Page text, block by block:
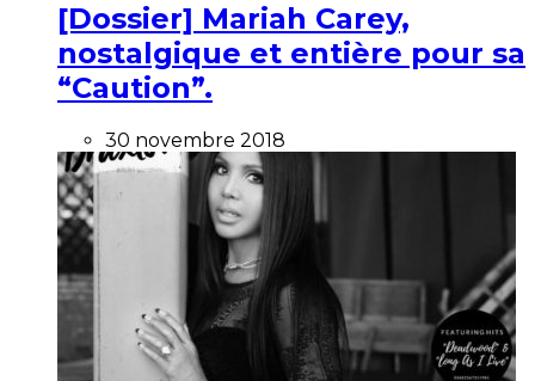
[Dossier] Mariah Carey,
nostalgique et entière pour sa
“Caution”.
30 novembre 2018